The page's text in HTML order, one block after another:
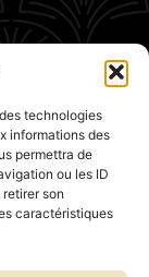
technologies
informations des
permettra de
ou les ID
son
caractéristiques